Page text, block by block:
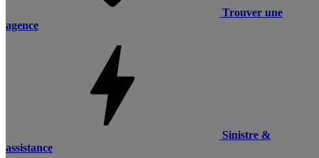
Trouver une
agence
Sinistre &
assistance